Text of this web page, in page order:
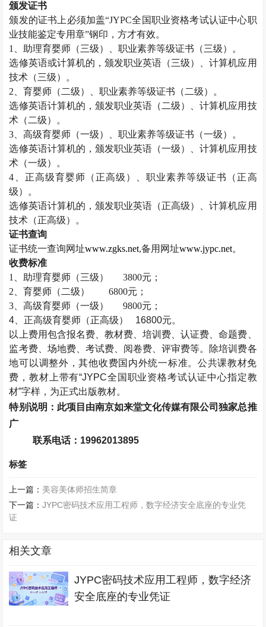
颁发证书
颁发的证书上必须加盖“JYPC全国职业资格考试认证中心职
业技能鉴定专用章”钢印，方才有效。
1
、助理育婴师（三级）、职业素养等级证书（三级）。
选修英语或计算机的，颁发职业英语（三级）、计算机应用
技术（三级）。
2 、育婴师（二级）、职业素养等级证书（二级）。
选修英语计算机的，颁发职业英语（二级）、计算机应用技
术（二级）。
3 、高级育婴师（一级）、职业素养等级证书（一级）。
选修英语计算机的，颁发职业英语（一级）、计算机应用技
术（一级）。
4 、正高级育婴师（正高级）、职业素养等级证书（正高
级）。
选修英语计算机的，颁发职业英语（正高级）、计算机应用
技术（正高级）。
证书查询
证书统一查询网址www.zgks.net,备用网址www.jypc.net。
收费标准
1
、助理育婴师（三级） 3800元；
2 、育婴师（二级） 6800元；
3 、高级育婴师（一级） 9800元；
4 、正高级育婴师（正高级） 16800元。
以上费用包含报名费、教材费、培训费、认证费、命题费、
监考费、场地费、考试费、阅卷费、评审费等。除培训费各
地可以调整外，其他收费国内外统一标准。公共课教材免
费，教材上带有“JYPC全国职业资格考试认证中心指定教
材”字样，为正式出版教材。
特别说明：此项目由南京如来堂文化传媒有限公司独家总推
广
联系电话： 19962013895
标签
上一篇： 美容美体师招生简章
下一篇：JYPC密码技术应用工程师，数字经济安全底座的专业凭
证
相关文章
JYPC密码技术应用工程师，数字经济
安全底座的专业凭证